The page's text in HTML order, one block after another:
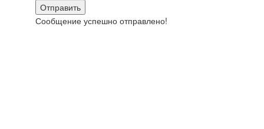
Отправить
Сообщение успешно отправлено!